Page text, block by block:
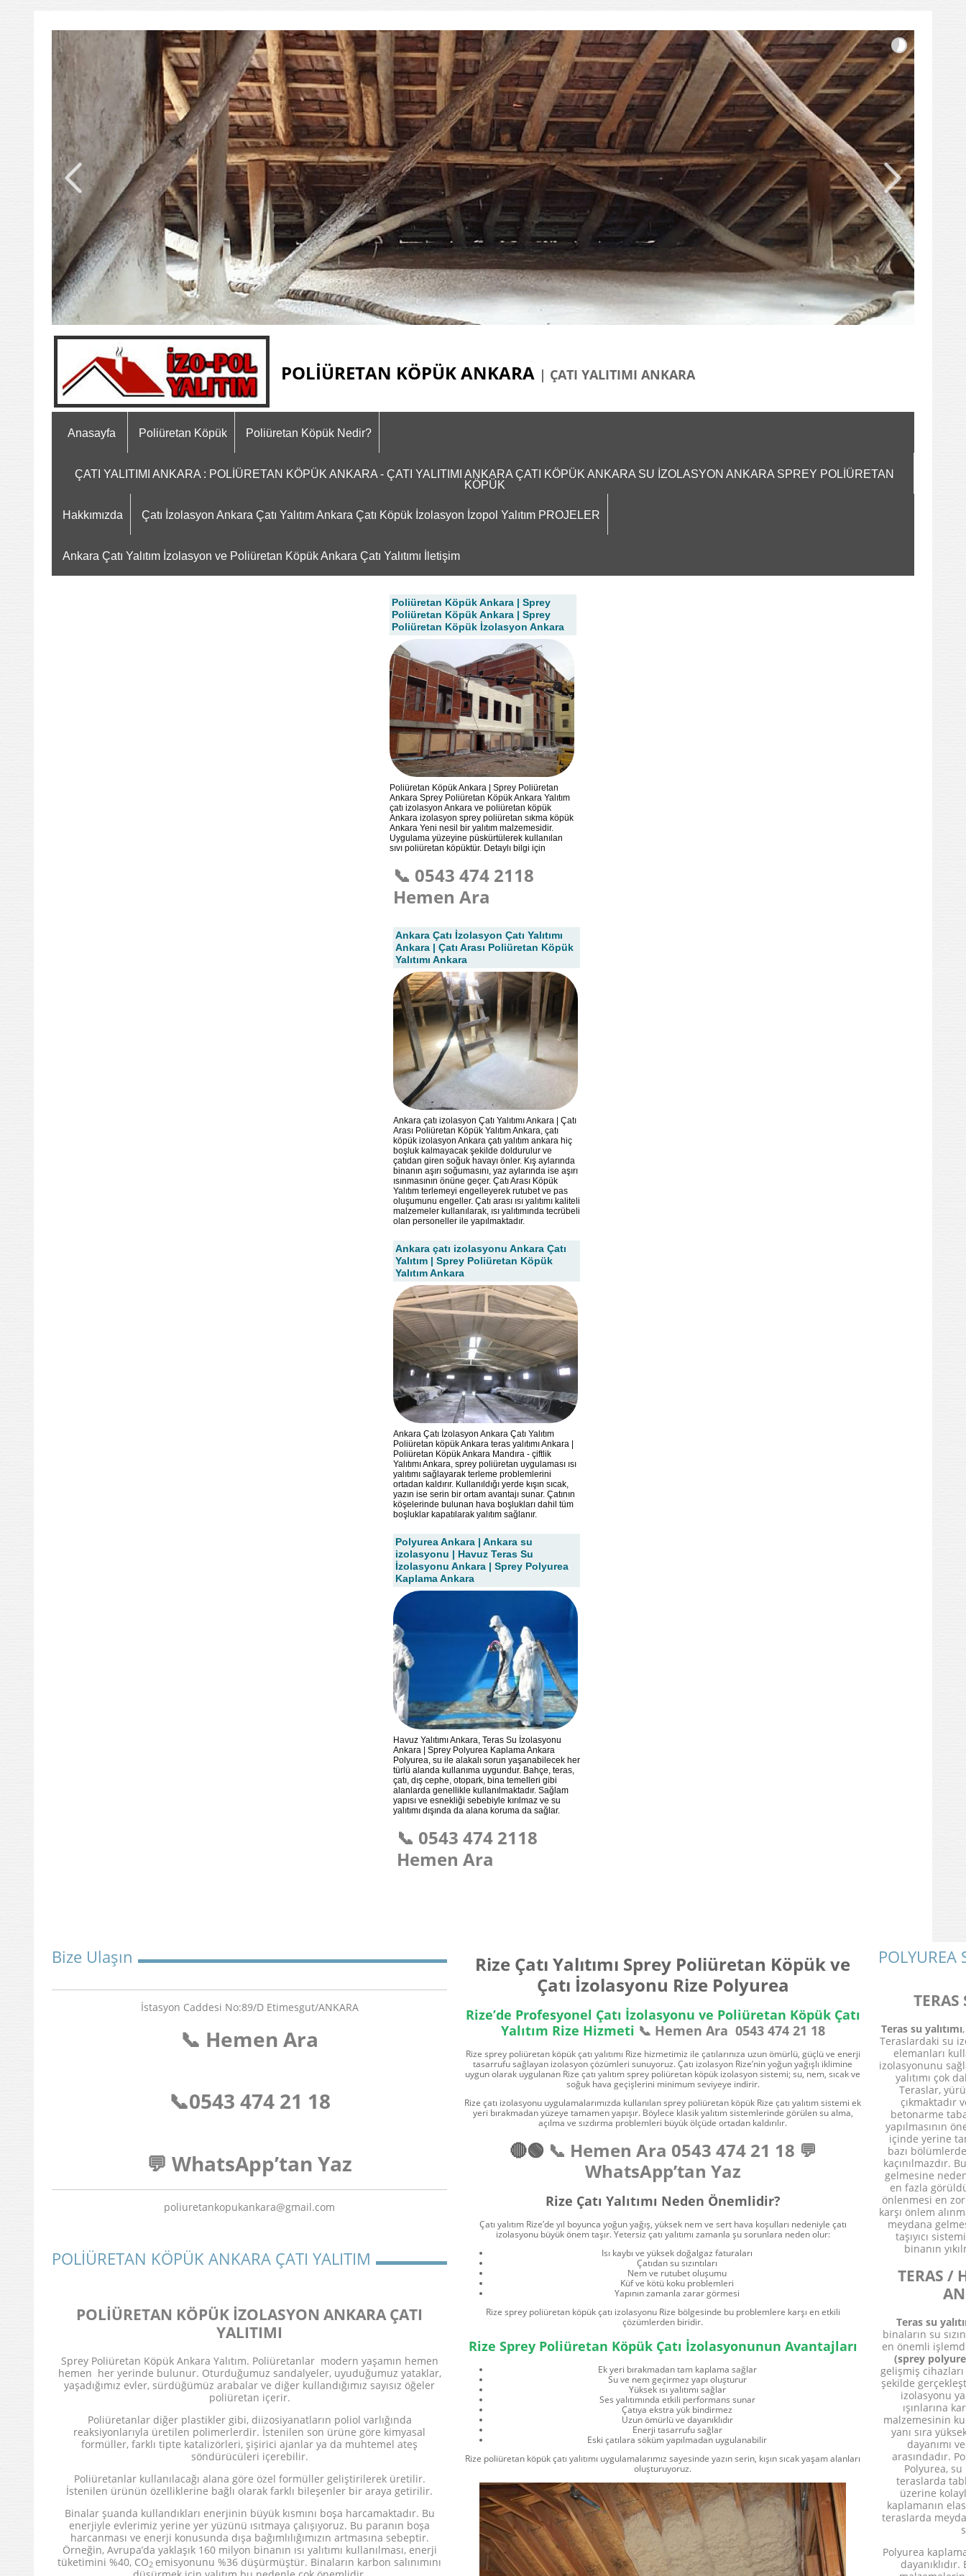
POLİÜRETAN KÖPÜK ANKARA | ÇATI YALITIMI ANKARA
Anasayfa Poliüretan Köpük Poliüretan Köpük Nedir?
ÇATI YALITIMI ANKARA : POLİÜRETAN KÖPÜK ANKARA - ÇATI YALITIMI ANKARA ÇATI KÖPÜK ANKARA SU İZOLASYON ANKARA SPREY POLİÜRETAN
KÖPÜK
Hakkımızda Çatı İzolasyon Ankara Çatı Yalıtım Ankara Çatı Köpük İzolasyon İzopol Yalıtım PROJELER
Ankara Çatı Yalıtım İzolasyon ve Poliüretan Köpük Ankara Çatı Yalıtımı İletişim
Poliüretan Köpük Ankara | Sprey
Poliüretan Köpük Ankara | Sprey
Poliüretan Köpük İzolasyon Ankara
Poliüretan Köpük Ankara | Sprey Poliüretan
Ankara Sprey Poliüretan Köpük Ankara Yalıtım
çatı izolasyon Ankara ve poliüretan köpük
Ankara izolasyon sprey poliüretan sıkma köpük
Ankara Yeni nesil bir yalıtım malzemesidir.
Uygulama yüzeyine püskürtülerek kullanılan
sıvı poliüretan köpüktür. Detaylı bilgi için
📞 0543 474 2118
Hemen Ara
Ankara Çatı İzolasyon Çatı Yalıtımı
Ankara | Çatı Arası Poliüretan Köpük
Yalıtımı Ankara
Ankara çatı izolasyon Çatı Yalıtımı Ankara | Çatı
Arası Poliüretan Köpük Yalıtım Ankara, çatı
köpük izolasyon Ankara çatı yalıtım ankara hiç
boşluk kalmayacak şekilde doldurulur ve
çatıdan giren soğuk havayı önler. Kış aylarında
binanın aşırı soğumasını, yaz aylarında ise aşırı
ısınmasının önüne geçer. Çatı Arası Köpük
Yalıtım terlemeyi engelleyerek rutubet ve pas
oluşumunu engeller. Çatı arası ısı yalıtımı kaliteli
malzemeler kullanılarak, ısı yalıtımında tecrübeli
olan personeller ile yapılmaktadır.
Ankara çatı izolasyonu Ankara Çatı
Yalıtım | Sprey Poliüretan Köpük
Yalıtım Ankara
Ankara Çatı İzolasyon Ankara Çatı Yalıtım
Poliüretan köpük Ankara teras yalıtımı Ankara |
Poliüretan Köpük Ankara Mandıra - çiftlik
Yalıtımı Ankara, sprey poliüretan uygulaması ısı
yalıtımı sağlayarak terleme problemlerini
ortadan kaldırır. Kullanıldığı yerde kışın sıcak,
yazın ise serin bir ortam avantajı sunar. Çatının
köşelerinde bulunan hava boşlukları dahil tüm
boşluklar kapatılarak yalıtım sağlanır.
Polyurea Ankara | Ankara su
izolasyonu | Havuz Teras Su
İzolasyonu Ankara | Sprey Polyurea
Kaplama Ankara
Havuz Yalıtımı Ankara, Teras Su İzolasyonu
Ankara | Sprey Polyurea Kaplama Ankara
Polyurea, su ile alakalı sorun yaşanabilecek her
türlü alanda kullanıma uygundur. Bahçe, teras,
çatı, dış cephe, otopark, bina temelleri gibi
alanlarda genellikle kullanılmaktadır. Sağlam
yapısı ve esnekliği sebebiyle kırılmaz ve su
yalıtımı dışında da alana koruma da sağlar.
📞 0543 474 2118
Hemen Ara
Bize Ulaşın
İstasyon Caddesi No:89/D Etimesgut/ANKARA
📞 Hemen Ara
📞0543 474 21 18
💬 WhatsApp’tan Yaz
poliuretankopukankara@gmail.com
POLİÜRETAN KÖPÜK ANKARA ÇATI YALITIM
POLİÜRETAN KÖPÜK İZOLASYON ANKARA ÇATI
YALITIMI
Sprey Poliüretan Köpük Ankara Yalıtım. Poliüretanlar modern yaşamın hemen
hemen her yerinde bulunur. Oturduğumuz sandalyeler, uyuduğumuz yataklar,
yaşadığımız evler, sürdüğümüz arabalar ve diğer kullandığımız sayısız öğeler
poliüretan içerir.
Poliüretanlar diğer plastikler gibi, diizosiyanatların poliol varlığında
reaksiyonlarıyla üretilen polimerlerdir. İstenilen son ürüne göre kimyasal
formüller, farklı tipte katalizörleri, şişirici ajanlar ya da muhtemel ateş
söndürücüleri içerebilir.
Poliüretanlar kullanılacağı alana göre özel formüller geliştirilerek üretilir.
İstenilen ürünün özelliklerine bağlı olarak farklı bileşenler bir araya getirilir.
Binalar şuanda kullandıkları enerjinin büyük kısmını boşa harcamaktadır. Bu
enerjiyle evlerimiz yerine yer yüzünü ısıtmaya çalışıyoruz. Bu paranın boşa
harcanması ve enerji konusunda dışa bağımlılığımızın artmasına sebeptir.
Örneğin, Avrupa’da yaklaşık 160 milyon binanın ısı yalıtımı kullanılması, enerji
tüketimini %40, CO2 emisyonunu %36 düşürmüştür. Binaların karbon salınımını
Rize Çatı Yalıtımı Sprey Poliüretan Köpük ve
Çatı İzolasyonu Rize Polyurea
Rize’de Profesyonel Çatı İzolasyonu ve Poliüretan Köpük Çatı
Yalıtım Rize Hizmeti 📞 Hemen Ara 0543 474 21 18
Rize sprey poliüretan köpük çatı yalıtımı Rize hizmetimiz ile çatılarınıza uzun ömürlü, güçlü ve enerji
tasarrufu sağlayan izolasyon çözümleri sunuyoruz. Çatı izolasyon Rize’nin yoğun yağışlı iklimine
uygun olarak uygulanan Rize çatı yalıtım sprey poliüretan köpük izolasyon sistemi; su, nem, sıcak ve
soğuk hava geçişlerini minimum seviyeye indirir.
Rize çatı izolasyonu uygulamalarımızda kullanılan sprey poliüretan köpük Rize çatı yalıtım sistemi ek
yeri bırakmadan yüzeye tamamen yapışır. Böylece klasik yalıtım sistemlerinde görülen su alma,
açılma ve sızdırma problemleri büyük ölçüde ortadan kaldırılır.
🔴🟢 📞 Hemen Ara 0543 474 21 18 💬
WhatsApp’tan Yaz
Rize Çatı Yalıtımı Neden Önemlidir?
Çatı yalıtım Rize’de yıl boyunca yoğun yağış, yüksek nem ve sert hava koşulları nedeniyle çatı
izolasyonu büyük önem taşır. Yetersiz çatı yalıtımı zamanla şu sorunlara neden olur:
Isı kaybı ve yüksek doğalgaz faturaları
Çatıdan su sızıntıları
Nem ve rutubet oluşumu
Küf ve kötü koku problemleri
Yapının zamanla zarar görmesi
Rize sprey poliüretan köpük çatı izolasyonu Rize bölgesinde bu problemlere karşı en etkili
çözümlerden biridir.
Rize Sprey Poliüretan Köpük Çatı İzolasyonunun Avantajları
Ek yeri bırakmadan tam kaplama sağlar
Su ve nem geçirmez yapı oluşturur
Yüksek ısı yalıtımı sağlar
Ses yalıtımında etkili performans sunar
Çatıya ekstra yük bindirmez
Uzun ömürlü ve dayanıklıdır
Enerji tasarrufu sağlar
Eski çatılara söküm yapılmadan uygulanabilir
Rize poliüretan köpük çatı yalıtımı uygulamalarımız sayesinde yazın serin, kışın sıcak yaşam alanları
oluşturuyoruz.
POLYUREA
Teras su yalıtımı
Teraslardaki su
elemanları
izolasyonunu
yalıtımı çok
Teraslar,
çıkmaktadır
betonarme
yapılmasının
içinde yerine
bazı
kaçınılmazdır.
gelmesine
en fazla
önlenmesi en
karşı önlem
meydana
taşıyıcı
binanın
TERAS /
Teras su
binaların su
en önemli
(sprey
gelişmiş
şekilde
izolasyonu
ışınlarına
malzemesinin
yanı sıra
dayanımı
arasındadır.
Polyurea,
teraslarda
üzerine
kaplamanın
teraslarda
Polyurea